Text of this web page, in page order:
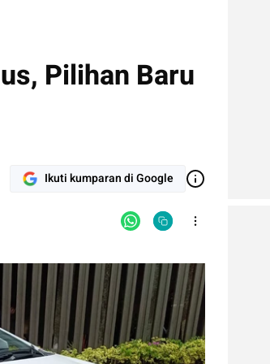
Pilihan Baru
Ikuti kumparan di Google